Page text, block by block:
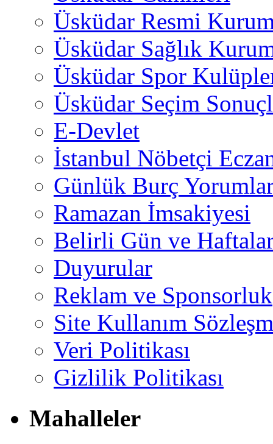
Üsküdar Resmi
Üsküdar Sağlık
Üsküdar Spor
Üsküdar Seçim
E-Devlet
İstanbul Nöbetçi
Günlük Burç
Ramazan İmsakiyesi
Belirli Gün ve
Duyurular
Reklam ve Sponsorluk
Site Kullanım
Veri Politikası
Gizlilik Politikası
Mahalleler